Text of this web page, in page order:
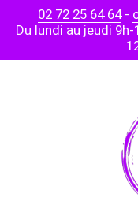
02 72 25 64 64-
Du lundi au jeudi